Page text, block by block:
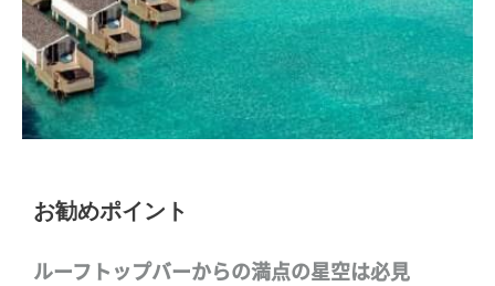
お勧めポイント
ルーフトップバーからの満点の星空は必見